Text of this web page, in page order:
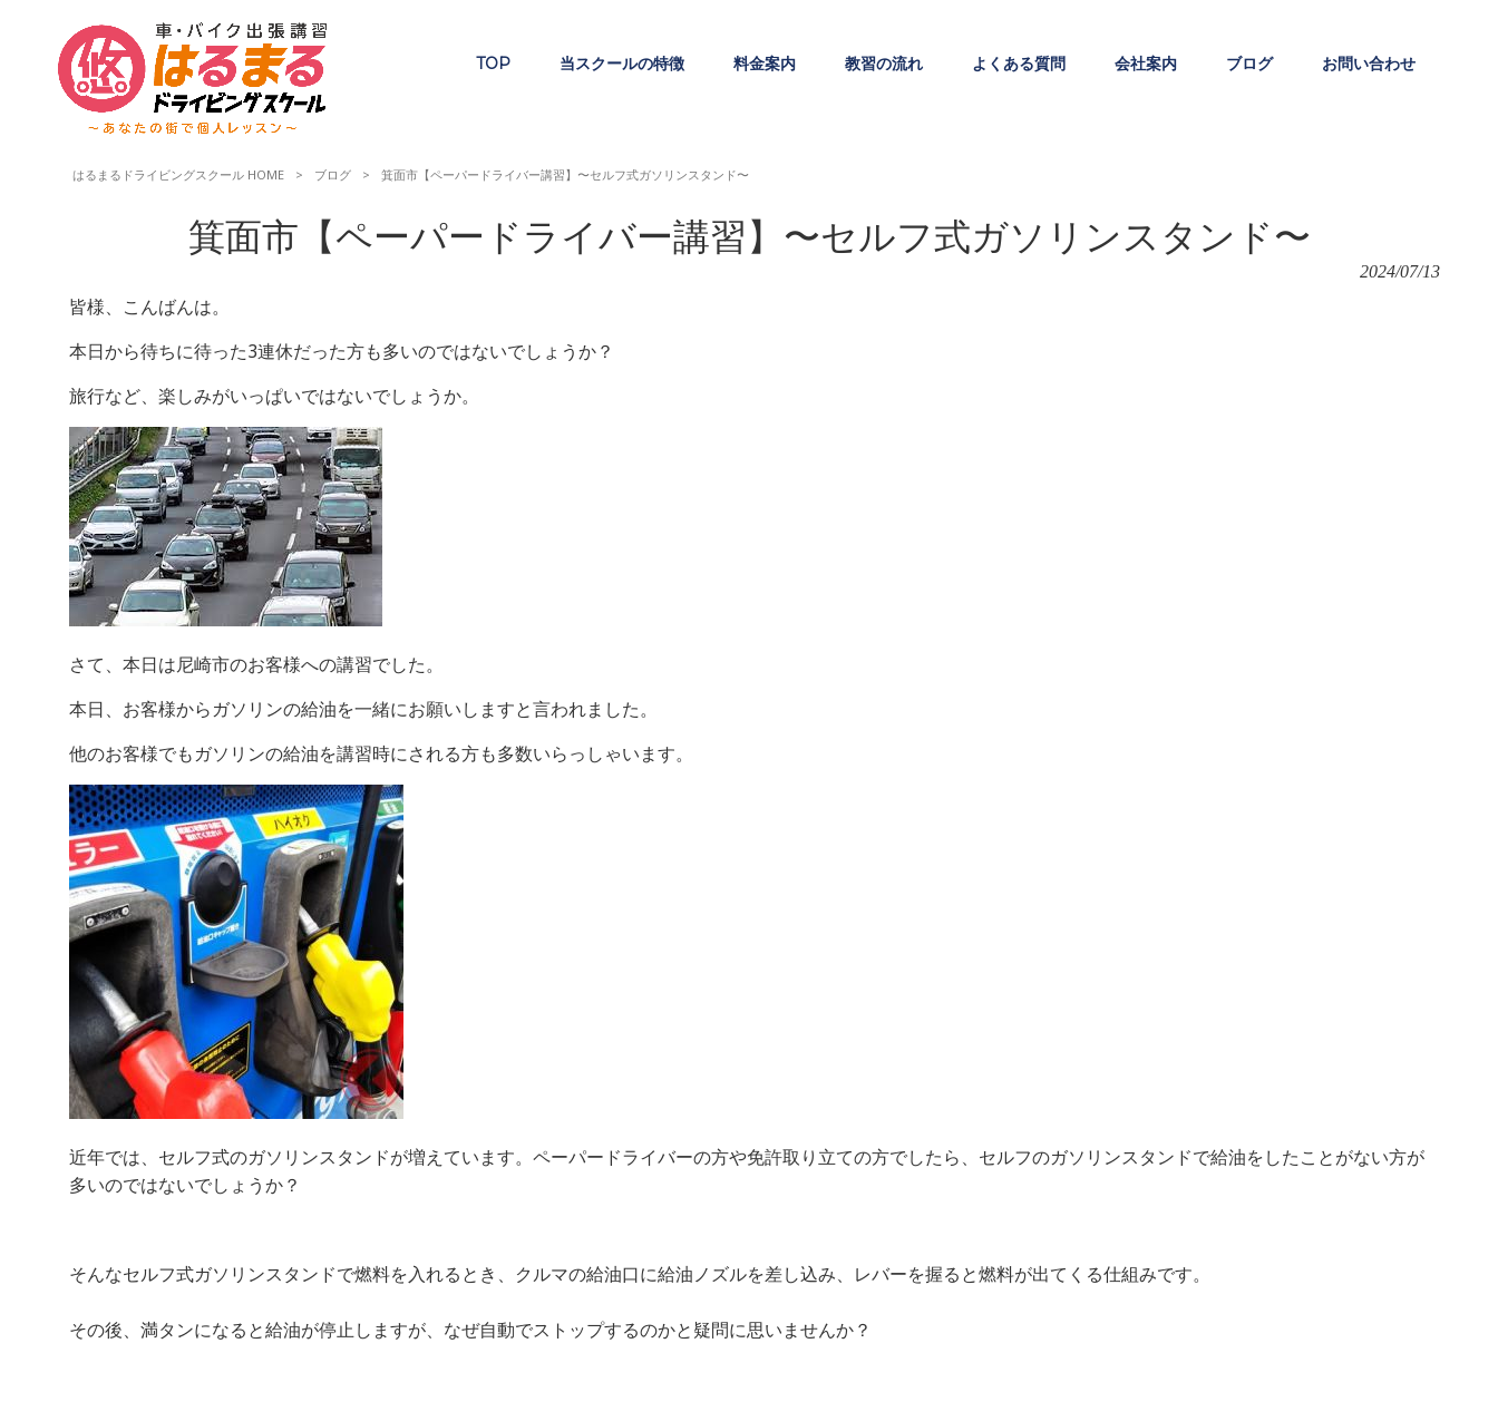
TOP 当スクールの特徴 料金案内 教習の流れ よくある質問 会社案内 ブログ お問い合わせ
はるまるドライビングスクール HOME > ブログ > 箕面市【ペーパードライバー講習】〜セルフ式ガソリンスタンド〜
箕面市【ペーパードライバー講習】〜セルフ式ガソリンスタンド〜
2024/07/13
皆様、こんばんは。
本日から待ちに待った3連休だった方も多いのではないでしょうか？
旅行など、楽しみがいっぱいではないでしょうか。
さて、本日は尼崎市のお客様への講習でした。
本日、お客様からガソリンの給油を一緒にお願いしますと言われました。
他のお客様でもガソリンの給油を講習時にされる方も多数いらっしゃいます。
近年では、セルフ式のガソリンスタンドが増えています。ペーパードライバーの方や免許取り立ての方でしたら、セルフのガソリンスタンドで給油をしたことがない方が
多いのではないでしょうか？
そんなセルフ式ガソリンスタンドで燃料を入れるとき、クルマの給油口に給油ノズルを差し込み、レバーを握ると燃料が出てくる仕組みです。
その後、満タンになると給油が停止しますが、なぜ自動でストップするのかと疑問に思いませんか？